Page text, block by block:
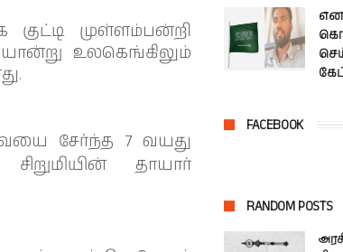
குட்டி முள்ளம்பன்றி
உலகெங்கிலும்
சேர்ந்த 7 வயது
தாயார்
FACEBOOK
RANDOM POSTS